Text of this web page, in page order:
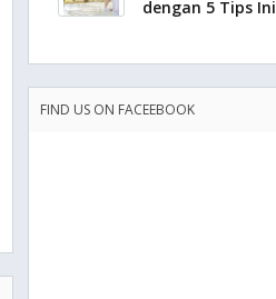
dengan 5 Tips Ini
FIND US ON FACEEBOOK